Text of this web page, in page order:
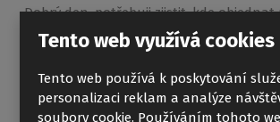
Dobrý den, potřebuji zjistit, kde
na sprchový box 8201 lux. sprcha v
boxu vypadla vinou prasklé matice, a
na vodu též praskla. Nezjistil jsem ani
poškozených součástí, jenom u napojení
katalogu uvedeno F3 a F4. Byl bych rád,
Tento web využívá cookies
Tento web používá k poskytování
personalizaci reklam a analýze
soubory cookie. Používáním tohoto